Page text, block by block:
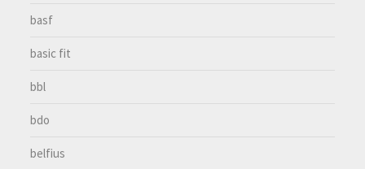
basf
basic fit
bbl
bdo
belfius